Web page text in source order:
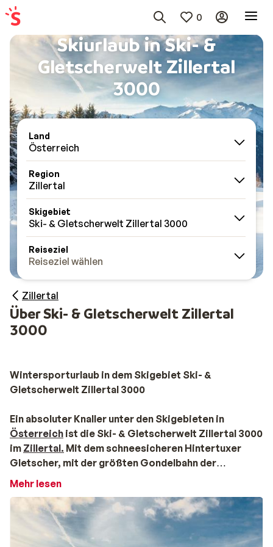
0
Skiurlaub in Ski- &
Gletscherwelt Zillertal
3000
Land
Österreich
Region
Zillertal
Skigebiet
Ski- & Gletscherwelt Zillertal 3000
Reiseziel
Reiseziel wählen
Zillertal
Über Ski- & Gletscherwelt Zillertal
3000
Wintersporturlaub in dem Skigebiet Ski- &
Gletscherwelt Zillertal 3000
Ein absoluter Knaller unter den Skigebieten in
Österreich ist die Ski- & Gletscherwelt Zillertal 3000
im Zillertal. Mit dem schneesicheren Hintertuxer
Gletscher, mit der größten Gondelbahn der
Ahornbahn und der steilsten Abfahrt der Harikiri in
des Hintertuxer Gletscher ist an 365 Tagen im Jahr
der Schnee garantiert. Die ca. 196 Kilometer bieten
Skifahrvergnügen für jedes Niveau. Von
Mehr lesen